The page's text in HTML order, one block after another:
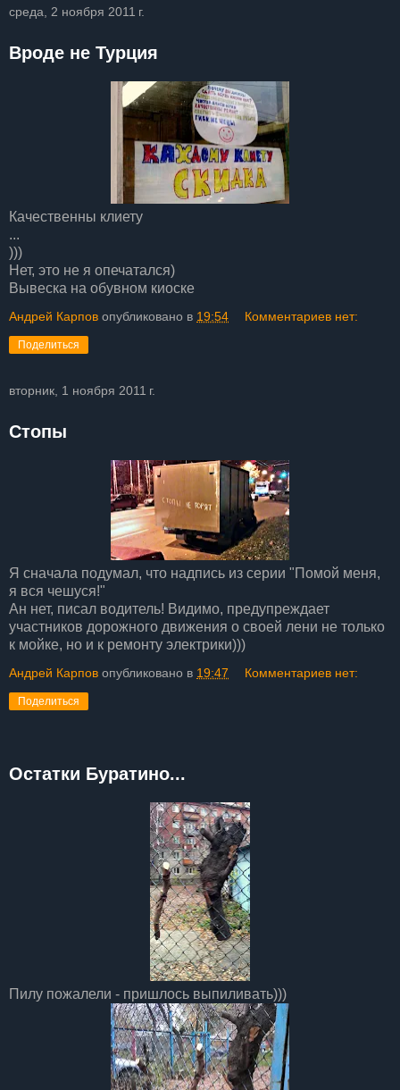
среда, 2 ноября 2011 г.
Вроде не Турция
Качественны клиету
...
)))
Нет, это не я опечатался)
Вывеска на обувном киоске
Андрей Карпов опубликовано в 19:54 Комментариев нет:
Поделиться
вторник, 1 ноября 2011 г.
Стопы
Я сначала подумал, что надпись из серии "Помой меня,
я вся чешуся!"
Ан нет, писал водитель! Видимо, предупреждает
участников дорожного движения о своей лени не только
к мойке, но и к ремонту электрики)))
Андрей Карпов опубликовано в 19:47 Комментариев нет:
Поделиться
Остатки Буратино...
Пилу пожалели - пришлось выпиливать)))